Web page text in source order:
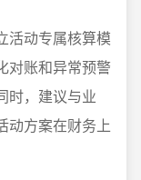
活动专属核算模
对账和异常预警
时，建议与业
动方案在财务上